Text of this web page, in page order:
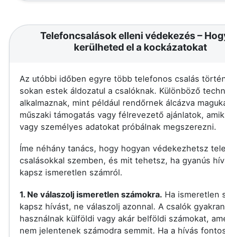
Telefoncsalások elleni védekezés –
kerülheted el a kockázatokat
Az utóbbi időben egyre több telefonos csalás
sokan estek áldozatul a csalóknak. Különböző
alkalmaznak, mint például rendőrnek álcázva
műszaki támogatás vagy félrevezető ajánlatok,
vagy személyes adatokat próbálnak megszerezni.
Íme néhány tanács, hogy hogyan védekezhetsz
csalásokkal szemben, és mit tehetsz, ha gyanús
kapsz ismeretlen számról.
1. Ne válaszolj ismeretlen számokra. Ha ismeretlen
kapsz hívást, ne válaszolj azonnal. A csalók gyakran
használnak külföldi vagy akár belföldi számokat,
nem jelentenek számodra semmit. Ha a hívás